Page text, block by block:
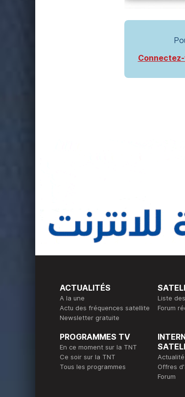
ACTUALITÉS
A la une
Actu des fréquences satellite
Newsletter gratuite
Liste
Forum
PROGRAMMES TV
En ce moment sur la TNT
Ce soir sur la TNT
Tous les programmes
Actualité
Offres
Forum